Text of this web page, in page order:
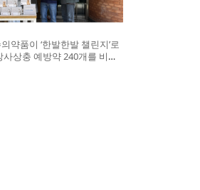
약품이 ‘한발한발 챌린지’로
사상충 예방약 240개를 비글